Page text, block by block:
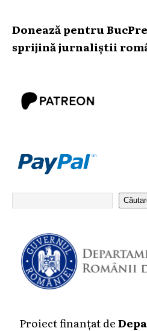
Donează pentru
sprijină jurnaliștii
Proiect finanțat de